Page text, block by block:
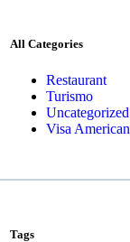
All Categories
Restaurant
Turismo
Uncategorized
Visa
Tags